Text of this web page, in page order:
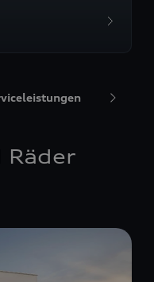
Räder